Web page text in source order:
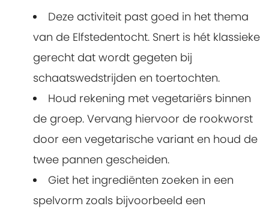
Deze activiteit past goed in het thema
van de Elfstedentocht. Snert is hét klassieke
gerecht dat wordt gegeten bij
schaatswedstrijden en toertochten.
Houd rekening met vegetariërs binnen
de groep. Vervang hiervoor de rookworst
door een vegetarische variant en houd de
twee pannen gescheiden.
Giet het ingrediënten zoeken in een
spelvorm zoals bijvoorbeeld een